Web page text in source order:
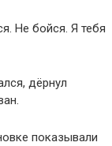
Не бойся. Я тебя
дёрнул
показывали